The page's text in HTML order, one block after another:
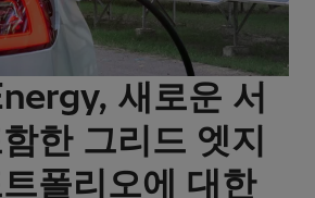
새로운 서
한 그리드 엣지
폴리오에 대한